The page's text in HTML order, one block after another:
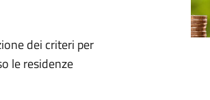
dei criteri per
le residenze